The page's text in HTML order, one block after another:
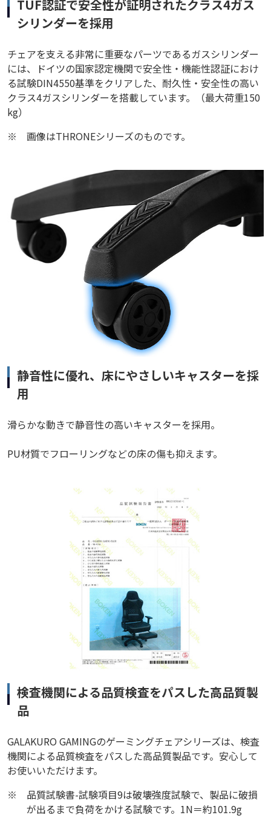
TUF認証で安全性が証明されたクラス4ガス
シリンダーを採用
チェアを支える非常に重要なパーツであるガスシリンダー
には、ドイツの国家認定機関で安全性・機能性認証におけ
る試験DIN4550基準をクリアした、耐久性・安全性の高い
クラス4ガスシリンダーを搭載しています。（最大荷重150
kg）
※
画像はTHRONEシリーズのものです。
静音性に優れ、床にやさしいキャスターを採
用
滑らかな動きで静音性の高いキャスターを採用。
PU材質でフローリングなどの床の傷も抑えます。
検査機関による品質検査をパスした高品質製
品
GALAKURO GAMINGのゲーミングチェアシリーズは、検査
機関による品質検査をパスした高品質製品です。安心して
お使いいただけます。
※
品質試験書-試験項目9は破壊強度試験で、製品に破損
が出るまで負荷をかける試験です。1N＝約101.9g